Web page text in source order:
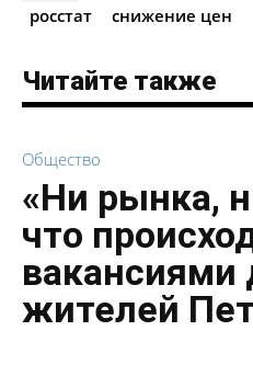
росстат
снижение цен
Читайте также
Общество
«Ни рынка,
что
вакансиями
жителей